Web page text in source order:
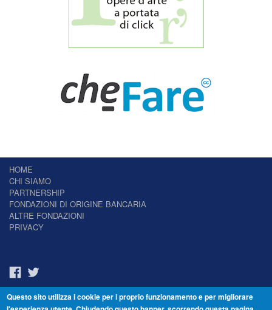
HOME
CHI SIAMO
PARTNERSHIP
FONDAZIONI DI ORIGINE BANCARIA
ALTRE FONDAZIONI
PRIVACY
Il Giornale delle Fondazioni - Periodico telematico
Questo sito utilizza i cookie per i proprio funzionamento e per migliorare